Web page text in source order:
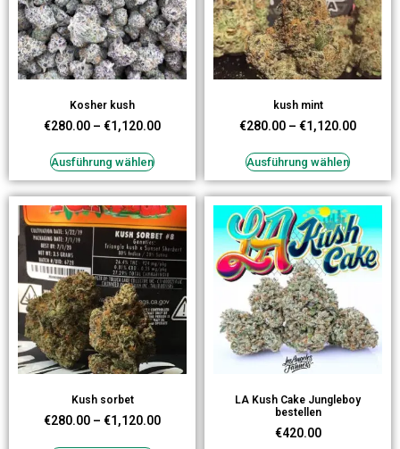
Kosher kush
€280.00 – €1,120.00
Ausführung wählen
kush mint
€280.00 – €1,120.00
Ausführung wählen
Kush sorbet
€280.00 – €1,120.00
LA Kush Cake Jungleboy
bestellen
€420.00